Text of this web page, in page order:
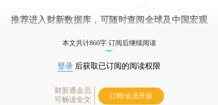
推荐进入 财新数据库 ，可随时查阅全球及中国宏观
本文共计860字 订阅后继续阅读
登录 后获取已订阅的阅读权限
财新通会员
可畅读全文
订阅/会员升级